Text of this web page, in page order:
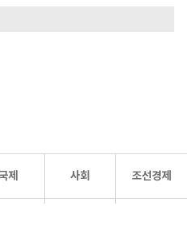
제 사회 조선경제